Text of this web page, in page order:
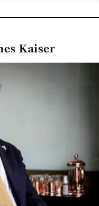
Kaiser